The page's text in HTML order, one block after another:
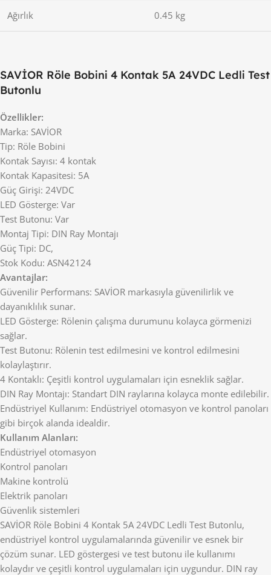
Ağırlık 0.45 kg
SAVİOR Röle Bobini 4 Kontak 5A 24VDC Ledli Test
Butonlu
Özellikler:
Marka: SAVİOR
Tip: Röle Bobini
Kontak Sayısı: 4 kontak
Kontak Kapasitesi: 5A
Güç Girişi: 24VDC
LED Gösterge: Var
Test Butonu: Var
Montaj Tipi: DIN Ray Montajı
Güç Tipi: DC,
Stok Kodu: ASN42124
Avantajlar:
Güvenilir Performans: SAVİOR markasıyla güvenilirlik ve
dayanıklılık sunar.
LED Gösterge: Rölenin çalışma durumunu kolayca görmenizi
sağlar.
Test Butonu: Rölenin test edilmesini ve kontrol edilmesini
kolaylaştırır.
4 Kontaklı: Çeşitli kontrol uygulamaları için esneklik sağlar.
DIN Ray Montajı: Standart DIN raylarına kolayca monte edilebilir.
Endüstriyel Kullanım: Endüstriyel otomasyon ve kontrol panoları
gibi birçok alanda idealdir.
Kullanım Alanları:
Endüstriyel otomasyon
Kontrol panoları
Makine kontrolü
Elektrik panoları
Güvenlik sistemleri
SAVİOR Röle Bobini 4 Kontak 5A 24VDC Ledli Test Butonlu,
endüstriyel kontrol uygulamalarında güvenilir ve esnek bir
çözüm sunar. LED göstergesi ve test butonu ile kullanımı
kolaydır ve çeşitli kontrol uygulamaları için uygundur. DIN ray